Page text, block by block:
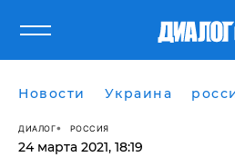
Новости Украина
ДИАЛОГ РОССИЯ
24 марта 2021, 18:19